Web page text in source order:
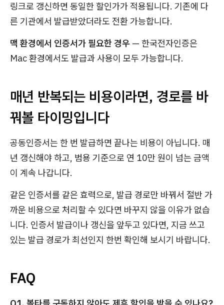
링크로 갱신하면 동일한 할인가가 적용됩니다. 기존에 다
른 기관에서 발급받았더라도 전환 가능합니다.
맥 환경에서 인증서가 필요한 경우 — 한국전자인증은
Mac 환경에서도 발급과 사용이 모두 가능합니다.
매년 반복되는 비용이라면, 경로를 바
꿔볼 타이밍입니다
공동인증서는 한 번 발급하면 끝나는 비용이 아닙니다. 매
년 갱신해야 하고, 범용 기준으로 연 10만 원이 넘는 금액
이 계속 나갑니다.
같은 인증서를 같은 효력으로, 발급 경로만 바꿔서 절반 가
까운 비용으로 처리할 수 있다면 바꾸지 않을 이유가 없습
니다. 인증서 발급이나 갱신을 앞두고 있다면, 지금 쓰고
있는 발급 경로가 최선인지 한번 확인해 보시기 바랍니다.
FAQ